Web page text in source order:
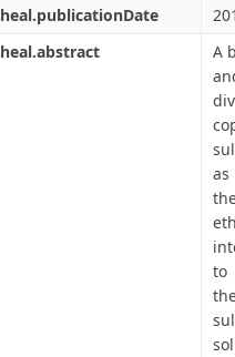
heal.publicationDate
heal.abstract
A
to